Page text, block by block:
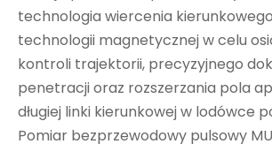
technologia wiercenia
technologii magnetycznej w celu
kontroli trajektorii, precyzyjnego
penetracji oraz rozszerzania pola
długiej linki kierunkowej w lodówce
Pomiar bezprzewodowy pulsowy